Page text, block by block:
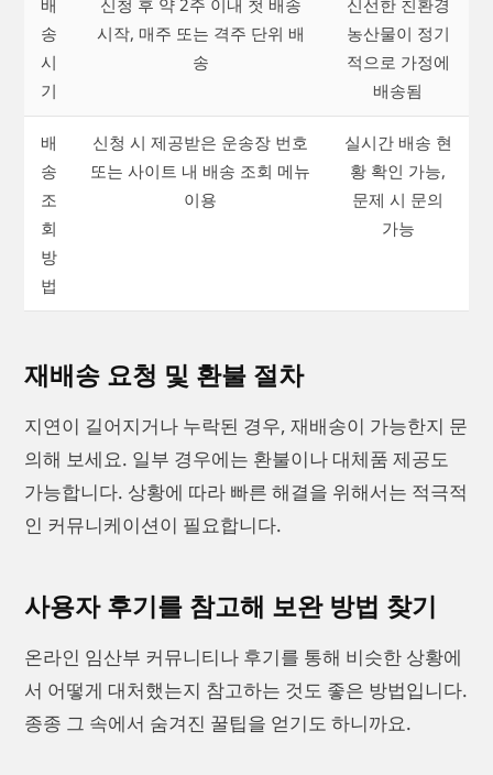
송
시
기
시작, 매주 또는 격주 단위 배
송
농산물이 정기
적으로 가정에
배송됨
배
송
조
회
방
법
신청 시 제공받은 운송장 번호
또는 사이트 내 배송 조회 메뉴
이용
실시간 배송 현
황 확인 가능,
문제 시 문의
가능
재배송 요청 및 환불 절차
지연이 길어지거나 누락된 경우, 재배송이 가능한지 문
의해 보세요. 일부 경우에는 환불이나 대체품 제공도
가능합니다. 상황에 따라 빠른 해결을 위해서는 적극적
인 커뮤니케이션이 필요합니다.
사용자 후기를 참고해 보완 방법 찾기
온라인 임산부 커뮤니티나 후기를 통해 비슷한 상황에
서 어떻게 대처했는지 참고하는 것도 좋은 방법입니다.
종종 그 속에서 숨겨진 꿀팁을 얻기도 하니까요.